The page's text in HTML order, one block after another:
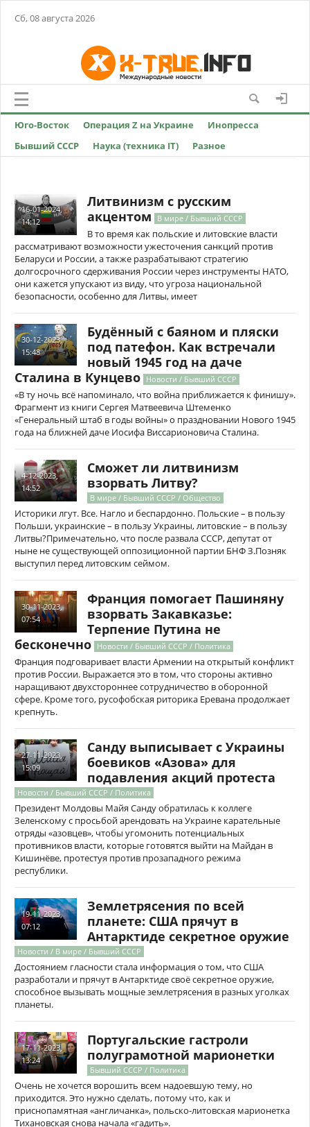
Сб, 08 августа 2026
Юго-Восток Операция Z на Украине
Инопресса
Бывший СССР
Наука (техника IT) Разное
16-01-2024,
14:12
Литвинизм с русским
акцентом
В мире / Бывший СССР
В то время как польские и литовские власти
рассматривают возможности ужесточения санкций против
Беларуси и России, а также разрабатывают стратегию
долгосрочного сдерживания России через инструменты НАТО,
они кажется упускают из виду, что угроза национальной
безопасности, особенно для Литвы, имеет
30-12-2023,
15:48
Будённый с баяном и пляски
под патефон. Как встречали
новый 1945 год на даче
Сталина в Кунцево Новости / Бывший СССР
«В ту ночь всё напоминало, что война приближается к финишу».
Фрагмент из книги Сергея Матвеевича Штеменко
«Генеральный штаб в годы войны» о праздновании Нового 1945
года на ближней даче Иосифа Виссарионовича Сталина.
4-12-2023,
14:52
Сможет ли литвинизм
взорвать Литву?
В мире / Бывший СССР / Общество
Историки лгут. Все. Нагло и беспардонно. Польские – в пользу
Польши, украинские – в пользу Украины, литовские – в пользу
Литвы?Примечательно, что после развала СССР, депутат от
ныне не существующей оппозиционной партии БНФ З.Позняк
выступил перед литовским сеймом.
30-11-2023,
07:54
Франция помогает Пашиняну
взорвать Закавказье:
Терпение Путина не
бесконечно Новости / Бывший СССР / Политика
Франция подговаривает власти Армении на открытый конфликт
против России. Выражается это в том, что стороны активно
наращивают двухстороннее сотрудничество в оборонной
сфере. Кроме того, русофобская риторика Еревана продолжает
крепнуть.
27-11-2023,
15:09
Санду выписывает с Украины
боевиков «Азова» для
подавления акций протеста
Новости / Бывший СССР / Политика
Президент Молдовы Майя Санду обратилась к коллеге
Зеленскому с просьбой арендовать на Украине карательные
отряды «азовцев», чтобы угомонить потенциальных
противников власти, которые готовятся выйти на Майдан в
Кишинёве, протестуя против прозападного режима
республики.
19-11-2023,
07:12
Землетрясения по всей
планете: США прячут в
Антарктиде секретное оружие
Новости / В мире / Бывший СССР
Достоянием гласности стала информация о том, что США
разработали и прячут в Антарктиде своё секретное оружие,
способное вызывать мощные землетрясения в разных уголках
планеты.
17-11-2023,
13:24
Португальские гастроли
полуграмотной марионетки
Бывший СССР / Политика
Очень не хочется ворошить всем надоевшую тему, но
приходится. Это нужно сделать, потому что, как и
приснопамятная «англичанка», польско-литовская марионетка
Тихановская снова начала «гадить».